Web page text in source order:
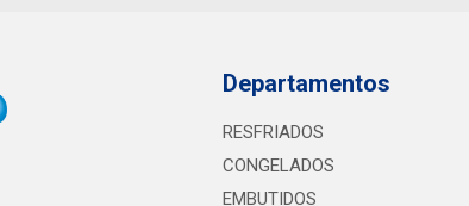
Departamentos
RESFRIADOS
CONGELADOS
EMBUTIDOS